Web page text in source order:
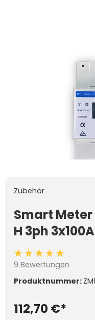
Zubehör
Smart Meter
H 3ph
Durchschnittliche
9 Bewertungen
Produktnummer:
112,70 €*